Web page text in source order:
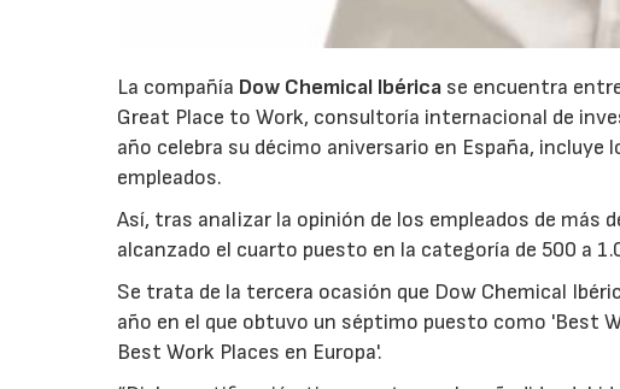
La compañía Dow Chemical Ibérica se encuentra
Great Place to Work, consultoría internacional de
año celebra su décimo aniversario en España,
empleados.
Así, tras analizar la opinión de los empleados de más
alcanzado el cuarto puesto en la categoría de 500 a
Se trata de la tercera ocasión que Dow Chemical
año en el que obtuvo un séptimo puesto como 'Best
Best Work Places en Europa'.